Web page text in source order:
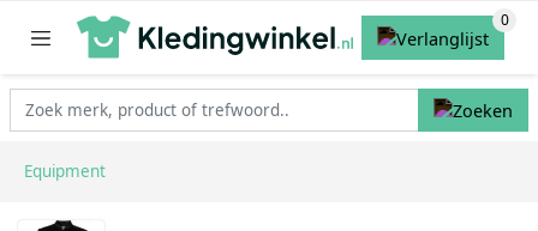
Equipment